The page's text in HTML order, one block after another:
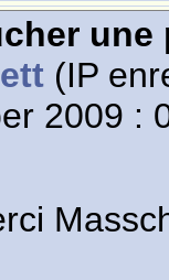
une
(IP
2009 :